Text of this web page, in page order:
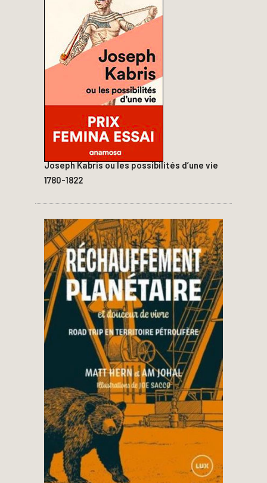
Joseph Kabris ou les possibilités d’une vie
1780-1822